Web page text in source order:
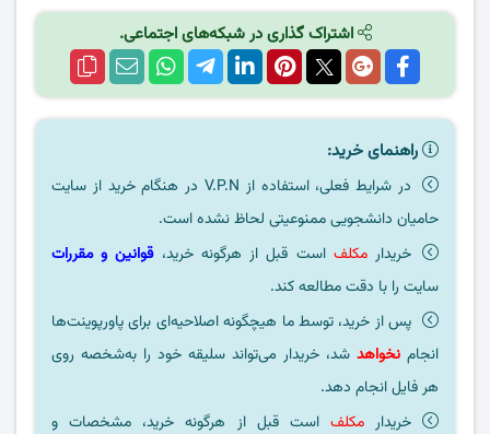
اشتراک گذاری در شبکه‌های اجتماعی.
راهنمای خرید:
در شرایط فعلی، استفاده از V.P.N در هنگام خرید از سایت
حامیان دانشجویی ممنوعیتی لحاظ نشده است.
خریدارمکلف است قبل از هرگونه خرید،قوانین و مقررات
سایت را با دقت مطالعه کند.
پس از خرید، توسط ما هیچگونه اصلاحیه‌ای برای پاورپوینت‌ها
انجام نخواهد شد، خریدار می‌تواند سلیقه خود را به‌شخصه روی
هر فایل انجام دهد.
خریدارمکلف است قبل از هرگونه خرید، مشخصات و